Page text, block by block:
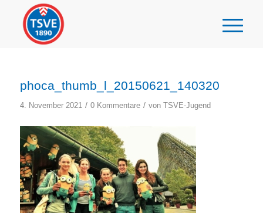
phoca_thumb_l_20150621_140320
4. November 2021 / 0 Kommentare / von TSVE-Jugend